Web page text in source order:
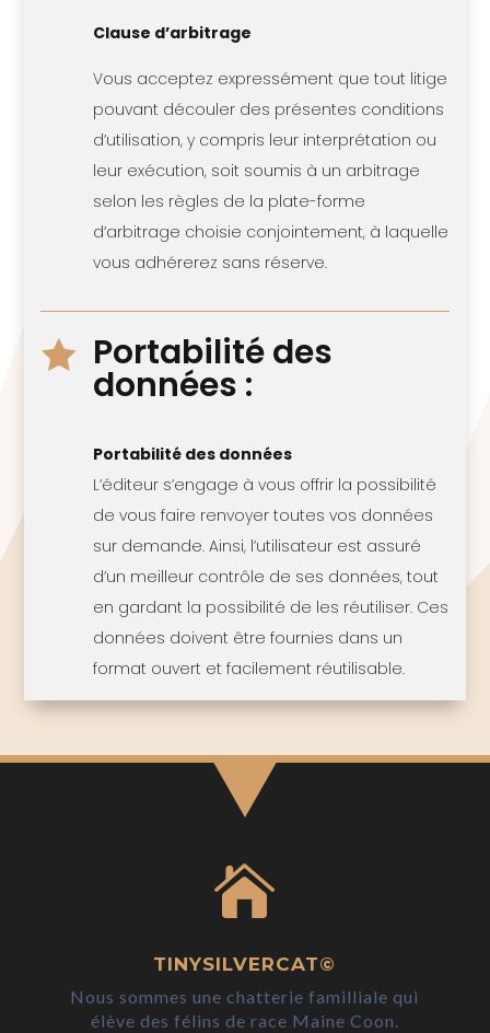
Clause d’arbitrage
Vous acceptez expressément que tout litige
pouvant découler des présentes conditions
d’utilisation, y compris leur interprétation ou
leur exécution, soit soumis à un arbitrage
selon les règles de la plate-forme
d’arbitrage choisie conjointement, à laquelle
vous adhérerez sans réserve.
 Portabilité des
données :
Portabilité des données
L’éditeur s’engage à vous offrir la possibilité
de vous faire renvoyer toutes vos données
sur demande. Ainsi, l’utilisateur est assuré
d’un meilleur contrôle de ses données, tout
en gardant la possibilité de les réutiliser. Ces
données doivent être fournies dans un
format ouvert et facilement réutilisable.

TINYSILVERCAT©
Nous sommes une chatterie familliale qui
élève des félins de race Maine Coon.